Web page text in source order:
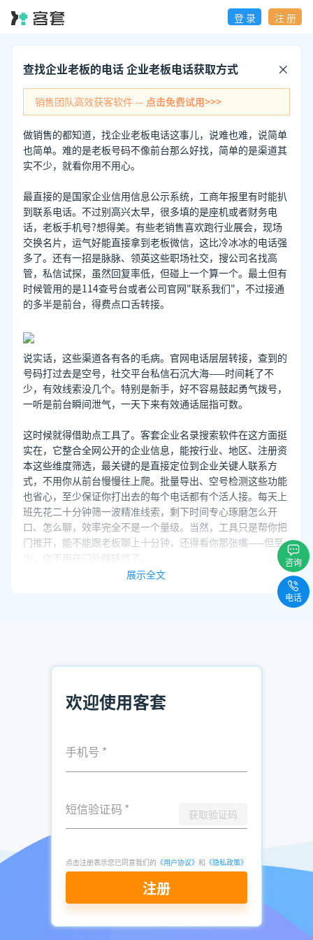
登 录 注 册
查找企业老板的电话 企业老板电话获取方式
销售团队高效获客软件 — 点击免费试用>>>
做销售的都知道，找企业老板电话这事儿，说难也难，说简单
也简单。难的是老板号码不像前台那么好找，简单的是渠道其
实不少，就看你用不用心。
最直接的是国家企业信用信息公示系统，工商年报里有时能扒
到联系电话。不过别高兴太早，很多填的是座机或者财务电
话，老板手机号?想得美。有些老销售喜欢跑行业展会，现场
交换名片，运气好能直接拿到老板微信，这比冷冰冰的电话强
多了。还有一招是脉脉、领英这些职场社交，搜公司名找高
管，私信试探，虽然回复率低，但碰上一个算一个。最土但有
时候管用的是114查号台或者公司官网"联系我们"，不过接通
的多半是前台，得费点口舌转接。
说实话，这些渠道各有各的毛病。官网电话层层转接，查到的
号码打过去是空号，社交平台私信石沉大海——时间耗了不
少，有效线索没几个。特别是新手，好不容易鼓起勇气拨号，
一听是前台瞬间泄气，一天下来有效通话屈指可数。
这时候就得借助点工具了。客套企业名录搜索软件在这方面挺
实在，它整合全网公开的企业信息，能按行业、地区、注册资
本这些维度筛选，最关键的是直接定位到企业关键人联系方
式，不用你从前台慢慢往上爬。批量导出、空号检测这些功能
也省心，至少保证你打出去的每个电话都有个活人接。每天上
班先花二十分钟筛一波精准线索，剩下时间专心琢磨怎么开
口、怎么聊，效率完全不是一个量级。当然，工具只是帮你把
门推开，能不能跟老板聊上十分钟，还得看你那张嘴——但至
少，你不用在门外瞎转悠了。
点击立即申请免费试用
展示全文
欢迎使用客套
手机号 *
短信验证码 * 获取验证码
点击注册表示您已同意我们的 《用户协议》 和 《隐私政策》
注册
咨询
电话